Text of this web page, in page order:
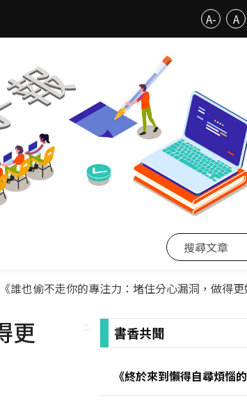
A- A
《誰也偷不走你的專注力：堵住分心漏洞，做得更
更
::: 書香共聞
《終於來到懶得自尋煩惱